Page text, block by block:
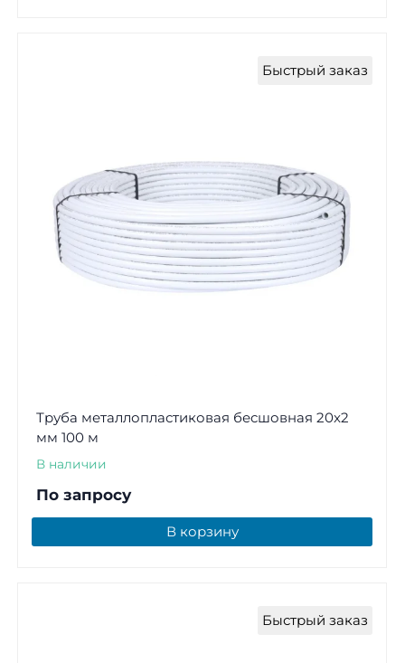
Быстрый заказ
Труба металлопластиковая бесшовная 20x2
мм 100 м
В наличии
По запросу
В корзину
Быстрый заказ